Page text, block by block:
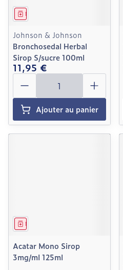
Médicament
Johnson & Johnson
Bronchosedal Herbal
Sirop S/sucre 100ml
11,95 €
Quantité
Ajouter au panier
Médicament
Acatar Mono Sirop
3mg/ml 125ml